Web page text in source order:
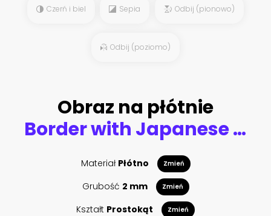
Czerń i biel Sepia Odbij (pionowo)
Odbij (poziomo)
Obraz na płótnie
Border with Japanese white cranes. Oriental wallpaper.
Materiał Płótno Zmień
Grubość 2 mm Zmień
Kształt Prostokąt Zmień